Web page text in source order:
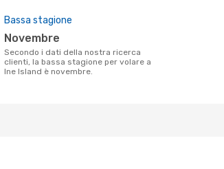
Bassa stagione
novembre
Secondo i dati della nostra ricerca
clienti, la bassa stagione per volare a
Ine Island è novembre.